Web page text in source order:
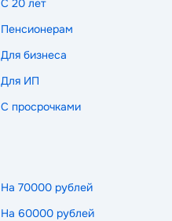
С 20 лет
Пенсионерам
Для бизнеса
Для ИП
С просрочками
На 70000 рублей
На 60000 рублей